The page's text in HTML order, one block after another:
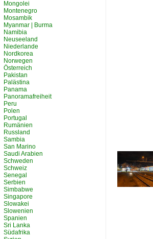
Mongolei
Montenegro
Mosambik
Myanmar | Burma
Namibia
Neuseeland
Niederlande
Nordkorea
Norwegen
Österreich
Pakistan
Palästina
Panama
Panoramafreiheit
Peru
Polen
Portugal
Rumänien
Russland
Sambia
San Marino
Saudi Arabien
Schweden
Schweiz
Senegal
Serbien
Simbabwe
Singapore
Slowakei
Slowenien
Spanien
Sri Lanka
Südafrika